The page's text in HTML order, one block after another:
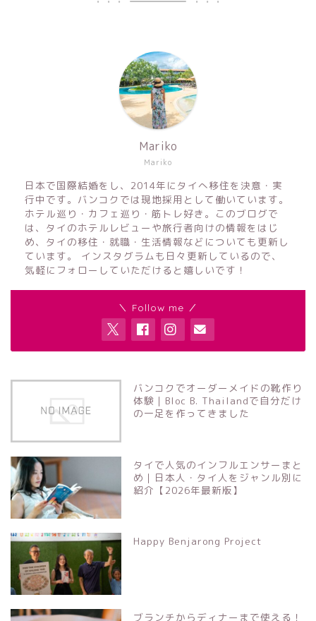
Mariko
Mariko
日本で国際結婚をし、2014年にタイへ移住を決意・実
行中です。バンコクでは現地採用として働いています。
ホテル巡り・カフェ巡り・筋トレ好き。このブログで
は、タイのホテルレビューや旅行者向けの情報をはじ
め、タイの移住・就職・生活情報などについても更新し
ています。 インスタグラムも日々更新しているので、
気軽にフォローしていただけると嬉しいです！
＼ Follow me ／
バンコクでオーダーメイドの靴作り
体験｜Bloc B. Thailandで自分だけ
の一足を作ってきました
タイで人気のインフルエンサーまと
め｜日本人・タイ人をジャンル別に
紹介【2026年最新版】
Happy Benjarong Project
ブランチからディナーまで使える！